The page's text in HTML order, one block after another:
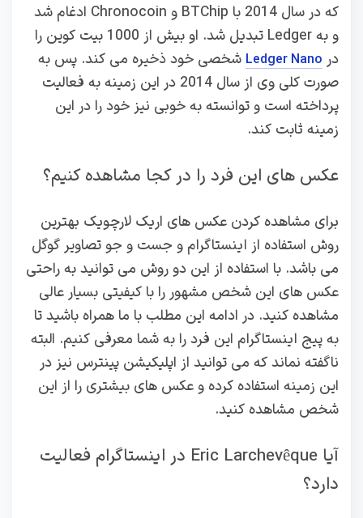
که در سال 2014 با BTChip و Chronocoin ادغام شد
و به Ledger تبدیل شد. او بیش از 1000 بیت کوین را
در Ledger Nano شخصی خود ذخیره می کند. پس به
صورت کلی وی از سال 2014 در این زمینه به فعالیت
پرداخته است و توانسته به خوبی نیز خود را در این
زمینه ثابت کند.
عکس های این فرد را در کجا مشاهده کنیم؟
برای مشاهده کردن عکس های اریک لارچویک بهترین
روش استفاده از اینستاگرام و جست و جو تصاویر گوگل
می باشد. با استفاده از این دو روش می توانید به راحتی
عکس های این شخص مشهور را با کیفیتی بسیار عالی
مشاهده کنید. در ادامه این مطلب با ما همراه باشید تا
به پیج اینستاگرام این فرد را به شما معرفی کنیم. البته
ناگفته نماند که می توانید از اپلیکیشن پینترس نیز در
این زمینه استفاده کرده و عکس های بیشتری را از این
شخص مشاهده کنید.
آیا Eric Larchevêque در اینستاگرام فعالیت
دارد؟